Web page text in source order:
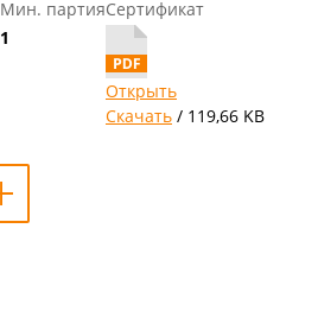
Мин. партия
1
Сертификат
Открыть
Скачать / 119,66 KB